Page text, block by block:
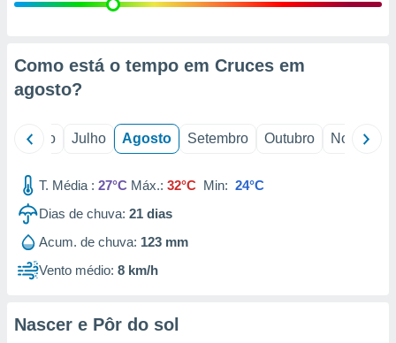
estudos
1199
Como está o tempo em Cruces em
agosto?
Junho Julho Agosto Setembro Outubro Novembro
T. Média : 27°C Máx.: 32°C Min: 24°C
Dias de chuva: 21 dias
Acum. de chuva: 123 mm
Vento médio: 8 km/h
Nascer e Pôr do sol